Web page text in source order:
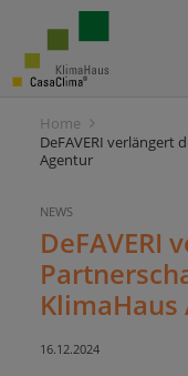
Home
DeFAVERI verlängert
Agentur
NEWS
DeFAVERI
KlimaHaus
16.12.2024